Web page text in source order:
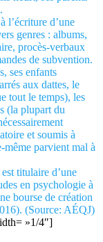
l’écriture d’une
genres : albums,
procès-verbaux
de subvention.
ses enfants
aux dattes, le
tout le temps), les
(la plupart du
et soumis à
même parvient mal à
titulaire d’une
en psychologie à
bourse de création
(Source: AÉQJ)
»1/4″]